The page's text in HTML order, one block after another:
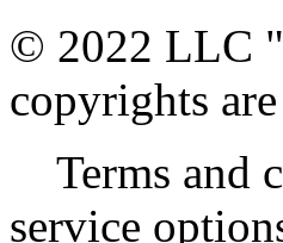
© 2022 LLC
copyrights
Terms and
service